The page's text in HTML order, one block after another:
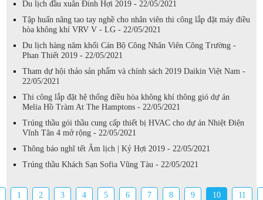
Du lịch đầu xuân Đinh Hợi 2019 - 22/05/2021
Tập huấn nâng tao tay nghề cho nhân viên thi công lắp đặt máy điều
hòa không khí VRV V - LG - 22/05/2021
Du lịch hàng năm khối Cán Bộ Công Nhân Viên Công Trường -
Phan Thiết 2019 - 22/05/2021
Tham dự hội thảo sản phẩm và chính sách 2019 Daikin Việt Nam -
22/05/2021
Thi công lắp đặt hệ thống điều hòa không khí thông gió dự án
Melia Hồ Tràm At The Hamptons - 22/05/2021
Trúng thầu gói thầu cung cấp thiết bị HVAC cho dự án Nhiệt Điện
Vĩnh Tân 4 mở rộng - 22/05/2021
Thông báo nghĩ tết Âm lịch | Kỷ Hợi 2019 - 22/05/2021
Trúng thầu Khách Sạn Sofia Vũng Tàu - 22/05/2021
1 2 3 4 5 6 7 8 9 10 11